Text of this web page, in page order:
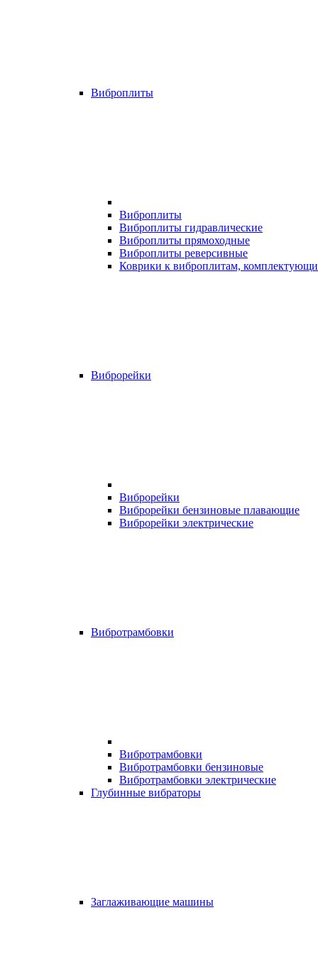
Виброплиты
Виброплиты
Виброплиты гидравлические
Виброплиты прямоходные
Виброплиты реверсивные
Коврики к виброплитам,
Виброрейки
Виброрейки
Виброрейки бензиновые плавающие
Виброрейки электрические
Вибротрамбовки
Вибротрамбовки
Вибротрамбовки бензиновые
Вибротрамбовки электрические
Глубинные вибраторы
Заглаживающие машины